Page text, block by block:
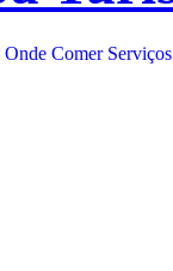
Onde Comer Serviços